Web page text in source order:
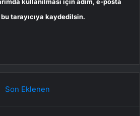
tarayıcıya kaydedilsin.
Son Eklenen